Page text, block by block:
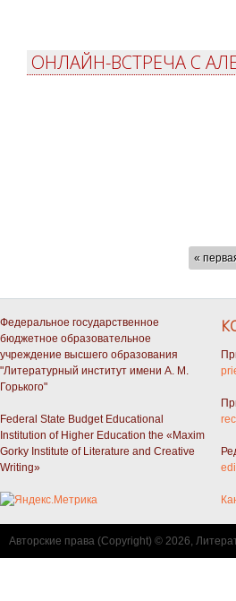
ОНЛАЙН-ВСТРЕЧА С
«
Федеральное государственное
бюджетное образовательное
учреждение высшего образования
"Литературный институт имени А. М.
Горького"
Federal State Budget Educational
Institution of Higher Education the «Maxim
Gorky Institute of Literature and Creative
Writing»
Авторские права (Copyright) © 2026,